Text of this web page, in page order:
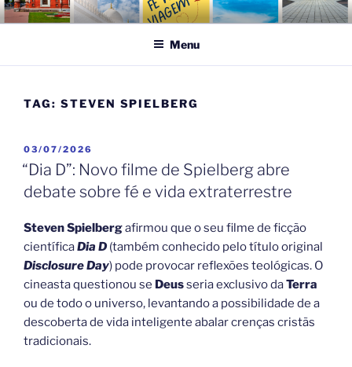
Pular
para
conteúdo
FÉ NA VIAGEM
Turismo Religioso
Menu
TAG: STEVEN SPIELBERG
PUBLICADO
EM
03/07/2026
“Dia D”: Novo filme de Spielberg abre
debate sobre fé e vida extraterrestre
Steven Spielbergafirmou que o seu filme de ficção
científicaDia D(também conhecido pelo título original
Disclosure Day) pode provocar reflexões teológicas. O
cineasta questionou se Deusseria exclusivo daTerra
ou de todo o universo, levantando a possibilidade de a
descoberta de vida inteligente abalar crenças cristãs
tradicionais.